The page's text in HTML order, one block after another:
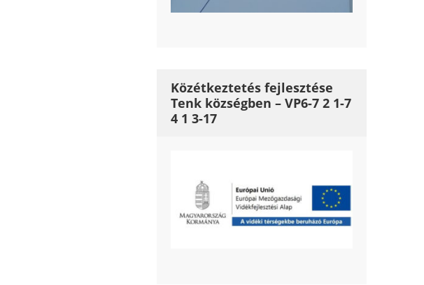
Közétkeztetés fejlesztése
Tenk községben – VP6-7 2 1-7
4 1 3-17